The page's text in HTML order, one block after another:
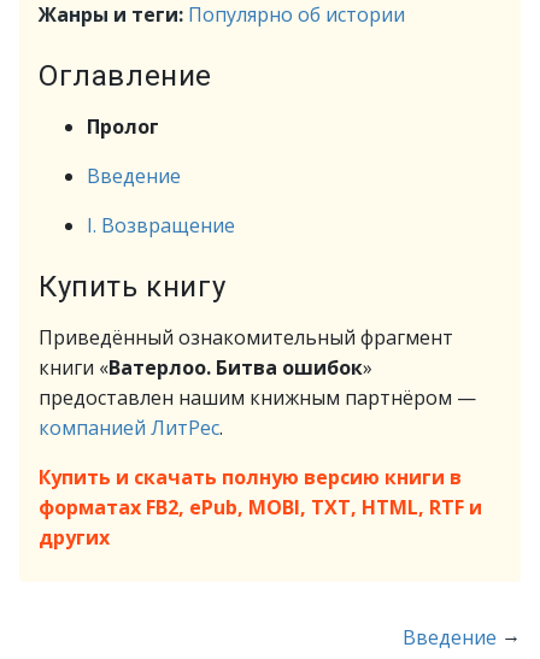
Жанры и теги: Популярно об истории
Оглавление
Пролог
Введение
I. Возвращение
Купить книгу
Приведённый ознакомительный фрагмент
книги «Ватерлоо. Битва ошибок»
предоставлен нашим книжным партнёром —
компанией ЛитРес.
Купить и скачать полную версию книги в
форматах FB2, ePub, MOBI, TXT, HTML, RTF и
других
Введение →